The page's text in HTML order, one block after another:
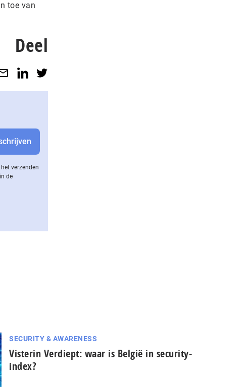
toe van
Deel
verzenden
de
SECURITY & AWARENESS
Visterin Verdiept: waar is België in security-
index?